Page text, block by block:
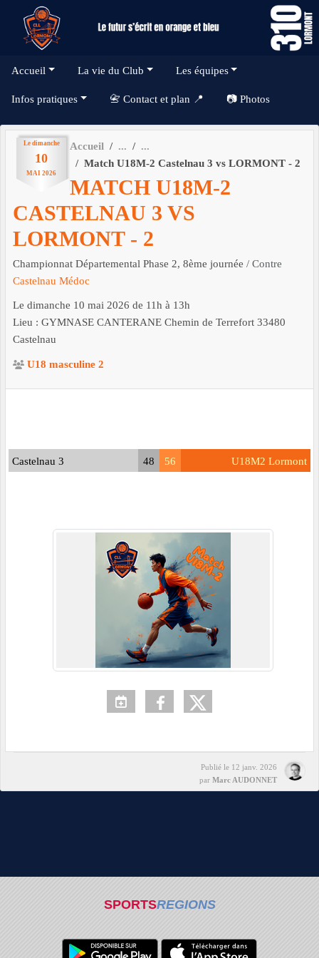
Accueil La vie du Club Les équipes
Infos pratiques 📇 Contact et plan 📍 📷 Photos
Le dimanche
10
MAI 2026
Accueil
Match U18M-2 Castelnau 3 vs LORMONT - 2
MATCH U18M-2
CASTELNAU 3 VS
LORMONT - 2
Championnat Départemental Phase 2, 8ème journée / Contre
Castelnau Médoc
Le dimanche 10 mai 2026 de 11h à 13h
Lieu : GYMNASE CANTERANE Chemin de Terrefort 33480
Castelnau
U18 masculine 2
Castelnau 3 48 56 U18M2 Lormont
Publié le 12 janv. 2026
par Marc AUDONNET
SPORTSREGIONS
Panneau de gestion des cookies